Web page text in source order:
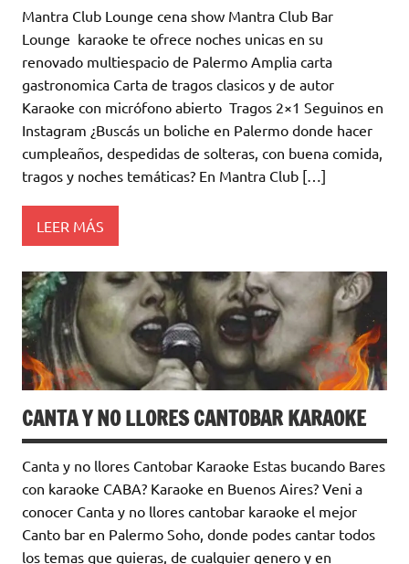
Mantra Club Lounge cena show Mantra Club Bar
Lounge karaoke te ofrece noches unicas en su
renovado multiespacio de Palermo Amplia carta
gastronomica Carta de tragos clasicos y de autor
Karaoke con micrófono abierto Tragos 2×1 Seguinos en
Instagram ¿Buscás un boliche en Palermo donde hacer
cumpleaños, despedidas de solteras, con buena comida,
tragos y noches temáticas? En Mantra Club […]
LEER MÁS
CANTA Y NO LLORES CANTOBAR KARAOKE
Canta y no llores Cantobar Karaoke Estas bucando Bares
con karaoke CABA? Karaoke en Buenos Aires? Veni a
conocer Canta y no llores cantobar karaoke el mejor
Canto bar en Palermo Soho, donde podes cantar todos
los temas que quieras, de cualquier genero y en